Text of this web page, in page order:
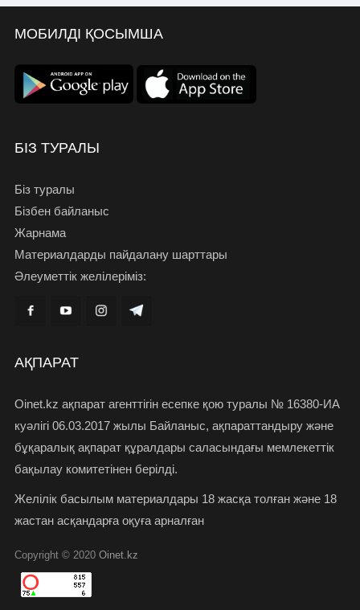
МОБИЛДІ ҚОСЫМША
БІЗ ТУРАЛЫ
Біз туралы
Бізбен байланыс
Жарнама
Материалдарды пайдалану шарттары
Әлеуметтік желілеріміз:
АҚПАРАТ
Oinet.kz ақпарат агенттігін есепке қою туралы № 16380-ИА
куәлігі 06.03.2017 жылы Байланыс, ақпараттандыру және
бұқаралық ақпарат құралдары саласындағы мемлекеттік
бақылау комитетінен берілді.
Желілік басылым материалдары 18 жасқа толған және 18
жастан асқандарға оқуға арналған
Copyright © 2020 Oinet.kz